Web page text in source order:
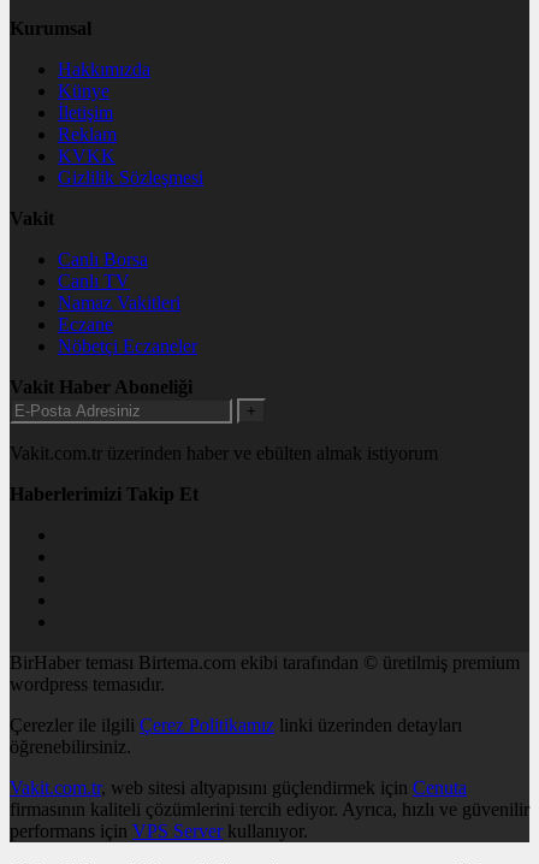
Kurumsal
Hakkımızda
Künye
İletişim
Reklam
KVKK
Gizlilik Sözleşmesi
Vakit
Canlı Borsa
Canlı TV
Namaz Vakitleri
Eczane
Nöbetçi Eczaneler
Vakit Haber Aboneliği
+
Vakit.com.tr üzerinden haber ve ebülten almak istiyorum
Haberlerimizi Takip Et
BirHaber teması Birtema.com ekibi tarafından © üretilmiş premium
wordpress temasıdır.
Çerezler ile ilgili Çerez Politikamız linki üzerinden detayları
öğrenebilirsiniz.
Vakit.com.tr, web sitesi altyapısını güçlendirmek için Cenuta
firmasının kaliteli çözümlerini tercih ediyor. Ayrıca, hızlı ve güvenilir
performans için VPS Serverkullanıyor.